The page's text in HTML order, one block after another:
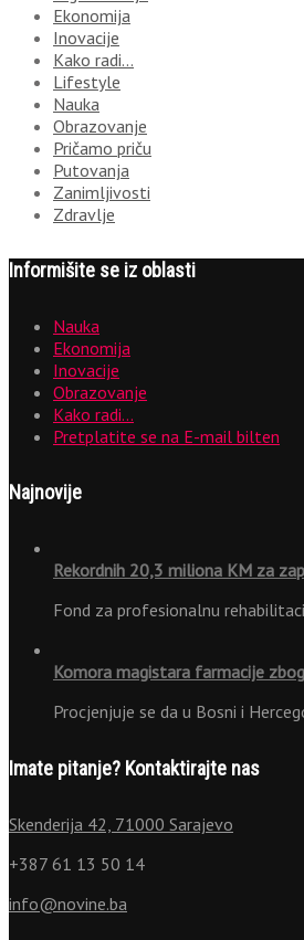
Ekonomija
Inovacije
Kako radi…
Lifestyle
Nauka
Obrazovanje
Pričamo priču
Putovanja
Zanimljivosti
Zdravlje
Informišite se iz oblasti
Nauka
Ekonomija
Inovacije
Obrazovanje
Kako radi…
Pretplatite se na E-mail bilten
Najnovije
Rekordnih 20,3 miliona KM za
Fond za profesionalnu
Komora magistara farmacije
Procjenjuje se da u Bosni i
Imate pitanje? Kontaktirajte nas
Skenderija 42, 71000 Sarajevo
+387 61 13 50 14
info@novine.ba